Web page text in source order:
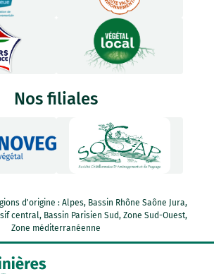
Nos filiales
d'origine : Alpes, Bassin Rhône Saône Jura,
central, Bassin Parisien Sud, Zone Sud-Ouest,
Zone méditerranéenne